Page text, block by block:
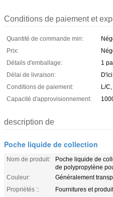
Conditions de paiement et
Quantité de commande min:
Prix:
Détails d'emballage:
1
Délai de livraison:
Conditions de paiement:
L/
Capacité d'approvisionnement:
description de
Poche liquide de collection
Nom de produit:
Poche liquide de
de polypropylène
Couleur:
Généralement
Propriétés ::
Fournitures et